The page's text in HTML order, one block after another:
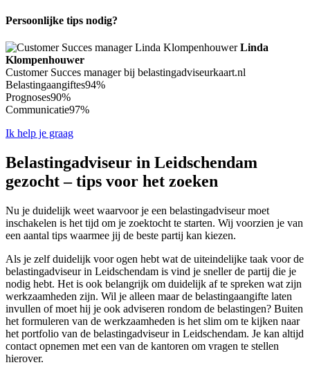
Persoonlijke tips nodig?
Linda
Klompenhouwer
Customer Succes manager bij belastingadviseurkaart.nl
Belastingaangiftes94%
Prognoses90%
Communicatie97%
Ik help je graag
Belastingadviseur in Leidschendam
gezocht – tips voor het zoeken
Nu je duidelijk weet waarvoor je een belastingadviseur moet
inschakelen is het tijd om je zoektocht te starten. Wij voorzien je van
een aantal tips waarmee jij de beste partij kan kiezen.
Als je zelf duidelijk voor ogen hebt wat de uiteindelijke taak voor de
belastingadviseur in Leidschendam is vind je sneller de partij die je
nodig hebt. Het is ook belangrijk om duidelijk af te spreken wat zijn
werkzaamheden zijn. Wil je alleen maar de belastingaangifte laten
invullen of moet hij je ook adviseren rondom de belastingen? Buiten
het formuleren van de werkzaamheden is het slim om te kijken naar
het portfolio van de belastingadviseur in Leidschendam. Je kan altijd
contact opnemen met een van de kantoren om vragen te stellen
hierover.